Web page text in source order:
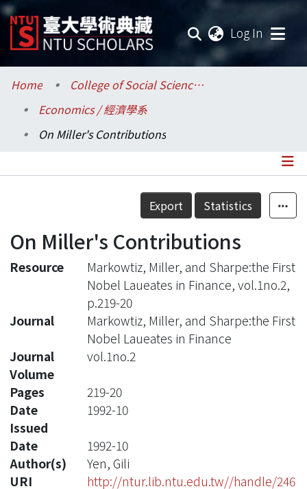
Log In
Communities & Collections
Research Outputs
Statistics
Home
College of Social Sciences / 社會科學院
Economics / 經濟學系
On Miller's Contributions
Details
Export Statistics
On Miller's Contributions
Resource
Markowtiz, Miller, and Sharpe:the First
Nobel Laueates in Finance, vol.1no.2,
p.219-20
Journal
Markowtiz, Miller, and Sharpe:the First
Nobel Laueates in Finance
Journal
Volume
vol.1no.2
Pages
219-20
Date
Issued
1992-10
Date
1992-10
Author(s)
Yen, Gili
URI
http://ntur.lib.ntu.edu.tw//handle/246